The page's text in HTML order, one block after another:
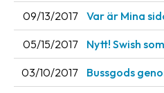
scanner
Support
About
the
09/13/2017 Var är Mina
05/15/2017 Nytt! Swish
03/10/2017 Bussgods